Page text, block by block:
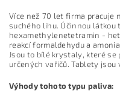
Více než 70 let firma
suchého lihu. Účinnou látkou
hexamethylenetetramin -
reakcí formaldehydu a
Jsou to bílé krystaly, které se
určených vařičů. Tablety jsou
Výhody tohoto typu paliva: